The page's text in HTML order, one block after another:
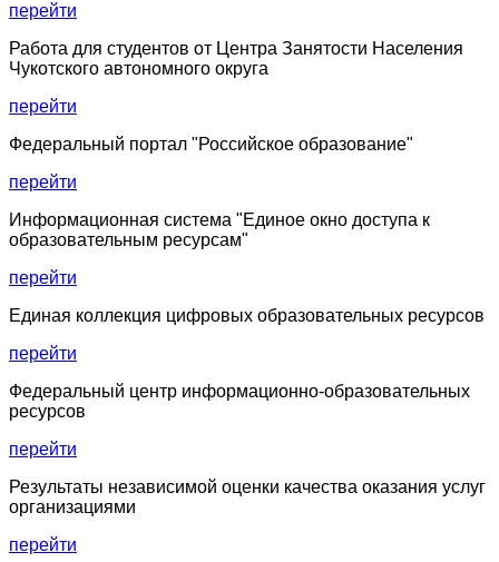
перейти
Работа для студентов от Центра Занятости Населения
Чукотского автономного округа
перейти
Федеральный портал "Российское образование"
перейти
Информационная система "Единое окно доступа к
образовательным ресурсам"
перейти
Единая коллекция цифровых образовательных ресурсов
перейти
Федеральный центр информационно-образовательных
ресурсов
перейти
Результаты независимой оценки качества оказания услуг
организациями
перейти